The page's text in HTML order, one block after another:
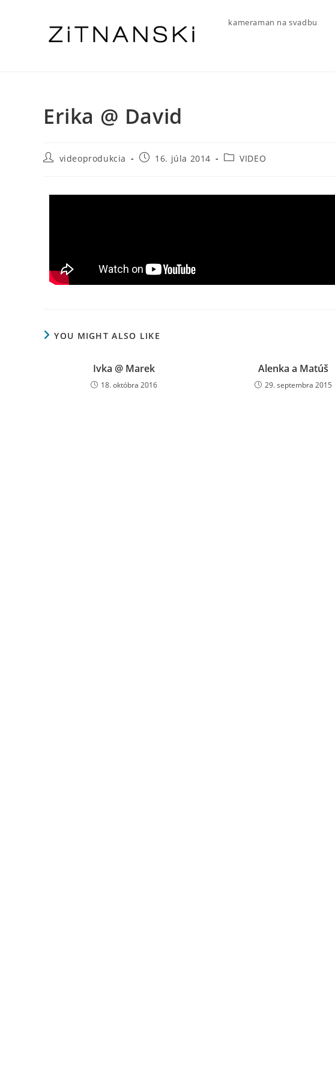
kameraman na svadbu
Erika @ David
videoprodukcia 16. júla 2014 VIDEO
YOU MIGHT ALSO LIKE
Ivka @ Marek
18. októbra 2016
Alenka a Matúš
29. septembra 2015